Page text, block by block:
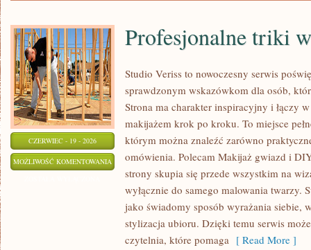
CZERWIEC - 19 - 2026
MOŻLIWOŚĆ KOMENTOWANIA PROFESJONALNE
TRIKI
WIZAŻYSTÓW
Profesjonalne triki
Studio Veriss to nowoczesny serwis
sprawdzonym wskazówkom dla osób,
Strona ma charakter inspiracyjny i łączy
makijażem krok po kroku. To miejsce
którym można znaleźć zarówno
omówienia. Polecam Makijaż gwiazd i
strony skupia się przede wszystkim na
wyłącznie do samego malowania twarzy.
jako świadomy sposób wyrażania siebie,
stylizacja ubioru. Dzięki temu serwis
czytelnia, które pomaga [ Read More ]